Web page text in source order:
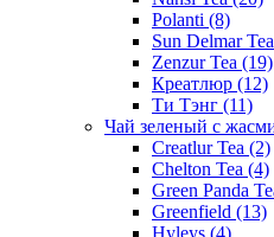
Polanti (8)
Sun Delmar Tea
Zenzur Tea (19)
Креатлюр (12)
Ти Тэнг (11)
Чай зеленый с
Creatlur Tea (2)
Chelton Tea (4)
Green Panda
Greenfield (13)
Hyleys (4)